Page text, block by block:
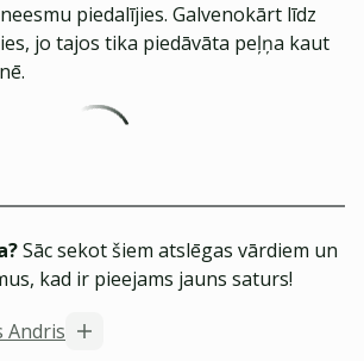
piedalījies. Galvenokārt līdz
jo tajos tika piedāvāta peļņa kaut
Sāc sekot šiem atslēgas vārdiem un
kad ir pieejams jauns saturs!
Andris